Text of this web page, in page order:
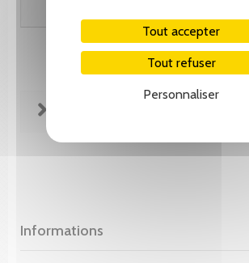
Tout accepter
Tout refuser
Personnaliser
Informations